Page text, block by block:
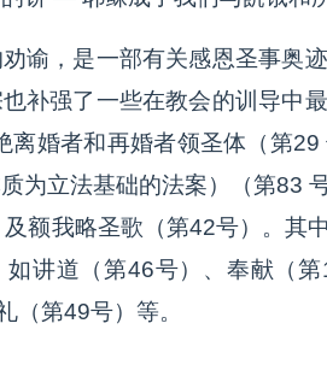
谕，是一部有关感恩圣事奥
补强了一些在教会的训导中
离婚者和再婚者领圣体（第
质为立法基础的法案）（第83
额我略圣歌（第42号）。其
讲道（第46号）、奉献（
（第49号）等。